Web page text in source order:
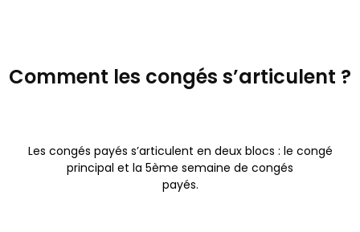
Comment les congés s’articulent ?
Les congés payés s’articulent en deux blocs : le congé
principal et la 5ème semaine de congés
payés.